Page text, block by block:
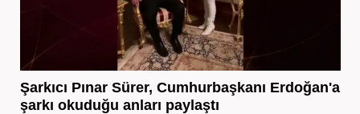
Şarkıcı Pınar Sürer, Cumhurbaşkanı Erdoğan'a
şarkı okuduğu anları paylaştı